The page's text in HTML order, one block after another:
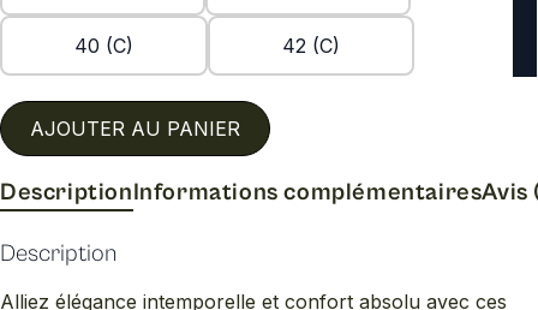
40 (C) 42 (C)
AJOUTER AU PANIER
DescriptionInformations complémentairesAvis
Description
Alliez élégance intemporelle et confort absolu avec ces